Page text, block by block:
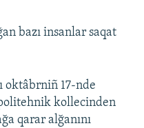
bazı insanlar saqat
oktâbrniñ 17-nde
kollecinden
qarar alğanını